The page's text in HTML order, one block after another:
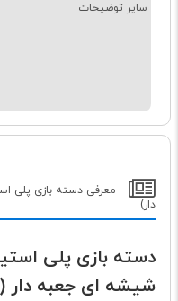
سایر توضیحات
دار)